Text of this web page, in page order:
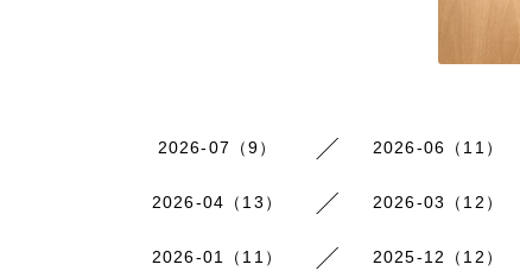
2026-07（9） 2026-06（11）
2026-04（13） 2026-03（12）
2026-01（11） 2025-12（12）